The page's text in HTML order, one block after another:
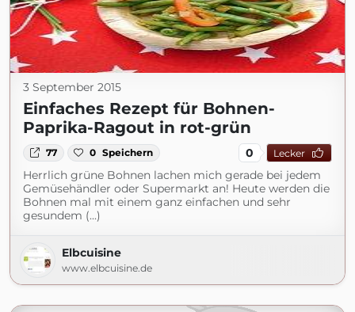
3 September 2015
Einfaches Rezept für Bohnen-
Paprika-Ragout in rot-grün
77 0 Speichern 0 Lecker
Herrlich grüne Bohnen lachen mich gerade bei jedem
Gemüsehändler oder Supermarkt an! Heute werden die
Bohnen mal mit einem ganz einfachen und sehr
gesundem (...)
Elbcuisine
www.elbcuisine.de